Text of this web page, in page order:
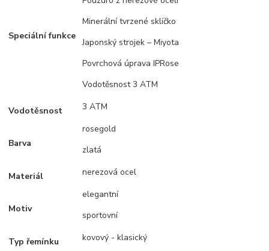
Speciální funkce
Minerální tvrzené sklíčko
Japonský strojek – Miyota
Povrchová úprava IPRose
Vodotěsnost 3 ATM
Vodotěsnost 3 ATM
Barva
rosegold
zlatá
Materiál nerezová ocel
Motiv
elegantní
sportovní
Typ řemínku kovový - klasický